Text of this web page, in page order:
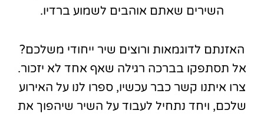
השירים שאתם אוהבים לשמוע ברדיו.
האזנתם לדוגמאות ורוצים שיר ייחודי משלכם?
אל תסתפקו בברכה רגילה שאף אחד לא יזכור.
צרו איתנו קשר כבר עכשיו, ספרו לנו על האירוע
שלכם, ויחד נתחיל לעבוד על השיר שיהפוך את